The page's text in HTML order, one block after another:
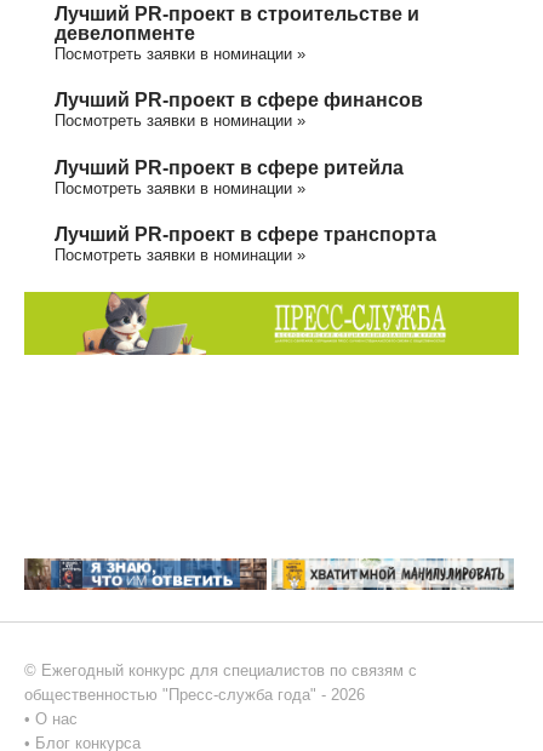
Лучший PR-проект в строительстве и
девелопменте
Посмотреть заявки в номинации »
Лучший PR-проект в сфере финансов
Посмотреть заявки в номинации »
Лучший PR-проект в сфере ритейла
Посмотреть заявки в номинации »
Лучший PR-проект в сфере транспорта
Посмотреть заявки в номинации »
© Ежегодный конкурс для специалистов по связям с
общественностью "Пресс-служба года" - 2026
• О нас
• Блог конкурса